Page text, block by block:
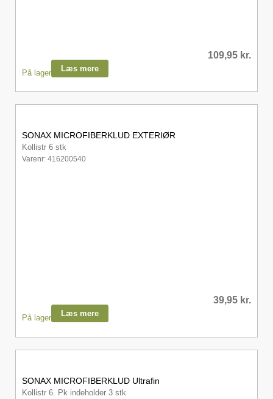
109,95 kr.
På lager Læs mere
SONAX MICROFIBERKLUD EXTERIØR
Kollistr 6 stk
Varenr: 416200540
39,95 kr.
På lager Læs mere
SONAX MICROFIBERKLUD Ultrafin
Kollistr 6. Pk indeholder 3 stk